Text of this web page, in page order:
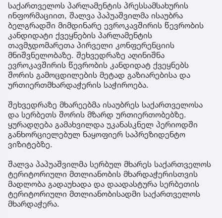
საქართველოს პარლამენტის პრესსამსახურის
ინფორმაციით, შალვა პაპუაშვილმა ისაუბრა
ბელგრადში მიმდინარე ევროკავშირის წევრობის
კანდიდატი ქვეყნების პარლამენტის
თავმჯდომარეთა პირველი კონფერენციის
მნიშვნელობაზე. შეხვედრაზე აღინიშნა
ევროკავშირის წევრობის კანდიდატ ქვეყნებს
შორის გამოცდილების მეტად გაზიარებისა და
ურთიერთმხარდაჭერის საჭიროება.
შეხვედრაზე მხარეებმა ისაუბრეს საქართველოსა
და სერბეთს შორის მზარდ ურთიერთობებზე.
ყურადღება გამახვილდა უკანასკნელ პერიოდში
განხორციელებულ ნაყოფიერ საპრეზიდენტო
ვიზიტებზე.
შალვა პაპუაშვილმა სერბულ მხარეს საქართველოს
ტერიტორიული მთლიანობის მხარდაჭერისთვის
მადლობა გადაუხადა და დაადასტურა სერბეთის
ტერიტორიული მთლიანობისადმი საქართველოს
მხარდაჭერა.